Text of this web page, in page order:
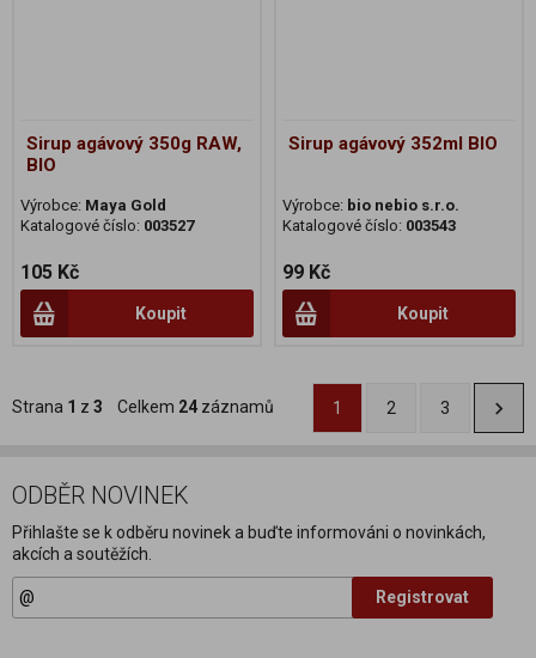
Sirup agávový 350g RAW,
BIO
Výrobce: Maya Gold
Katalogové číslo: 003527
105 Kč
Koupit
Sirup agávový 352ml BIO
Výrobce: bio nebio s.r.o.
Katalogové číslo: 003543
99 Kč
Koupit
Strana 1 z 3 Celkem 24 záznamů 1 2 3
ODBĚR NOVINEK
Přihlašte se k odběru novinek a buďte informováni o novinkách,
akcích a soutěžích.
Registrovat